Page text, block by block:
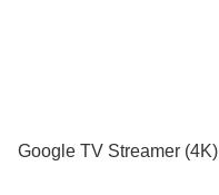
Google TV Streamer (4K)